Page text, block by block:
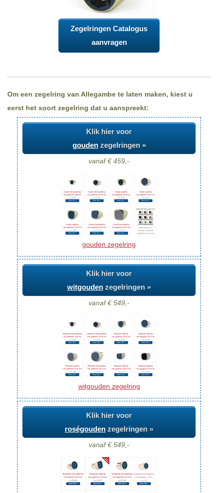
Zegelringen Catalogus
aanvragen
Om een zegelring van Allegambe te laten maken, kiest u
eerst het soort zegelring dat u aanspreekt:
Klik hier voor
goudenzegelringen »
vanaf € 459,-
gouden zegelring
Klik hier voor
witgouden zegelringen »
vanaf € 549,-
witgouden zegelring
Klik hier voor
roségouden zegelringen »
vanaf € 549,-